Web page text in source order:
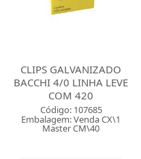
CLIPS GALVANIZADO
BACCHI 4/0 LINHA LEVE
COM 420
Código: 107685
Embalagem: Venda CX\1
Master CM\40